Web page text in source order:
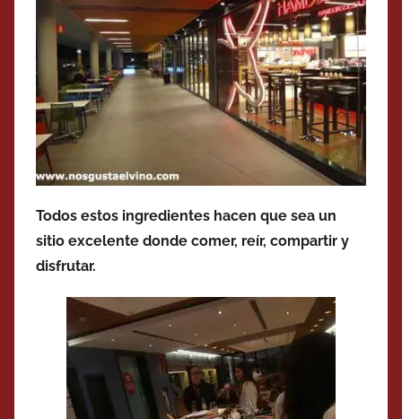
Todos estos ingredientes hacen que sea un
sitio excelente donde comer, reír, compartir y
disfrutar.